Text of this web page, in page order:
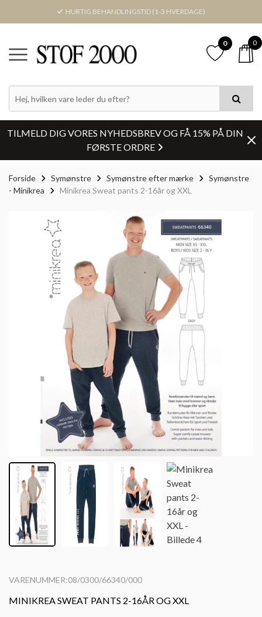
HURTIG BEHANDLINGSTID (1-3 HVERDAGE)
0 0
TILMELD DIG VORES NYHEDSBREV OG FÅ 15% PÅ DIN
FØRSTE ORDRE
Forside Symønstre Symønstre efter mærke
Symønstre
- Minikrea
Minikrea Sweat pants 2-16år og XXL
VARENUMMER:08/0300/66340/000
MINIKREA SWEAT PANTS 2-16ÅR OG XXL